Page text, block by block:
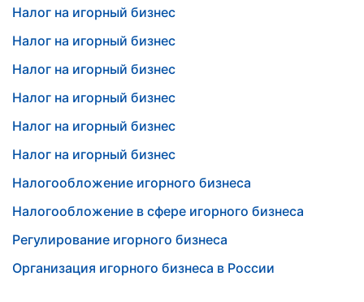
Налог на игорный бизнес
Налог на игорный бизнес
Налог на игорный бизнес
Налог на игорный бизнес
Налог на игорный бизнес
Налог на игорный бизнес
Налогообложение игорного бизнеса
Налогообложение в сфере игорного бизнеса
Регулирование игорного бизнеса
Организация игорного бизнеса в России